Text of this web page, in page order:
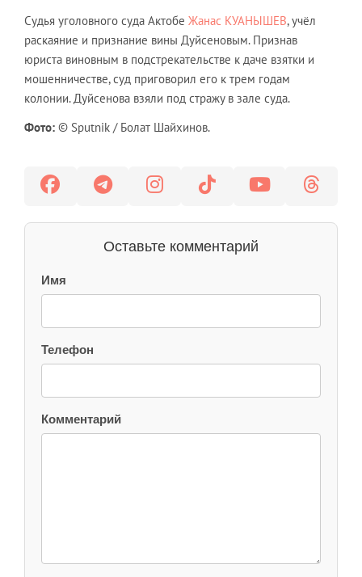
Судья уголовного суда Актобе Жанас КУАНЫШЕВ, учёл
раскаяние и признание вины Дуйсеновым. Признав
юриста виновным в подстрекательстве к даче взятки и
мошенничестве, суд приговорил его к трем годам
колонии. Дуйсенова взяли под стражу в зале суда.
Фото: © Sputnik / Болат Шайхинов.
Оставьте комментарий
Имя
Телефон
Комментарий